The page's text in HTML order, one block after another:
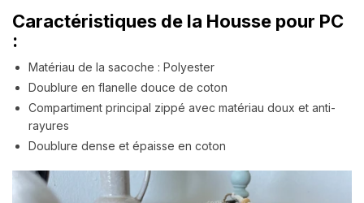
Caractéristiques de la Housse pour PC
:
Matériau de la sacoche : Polyester
Doublure en flanelle douce de coton
Compartiment principal zippé avec matériau doux et anti-
rayures
Doublure dense et épaisse en coton